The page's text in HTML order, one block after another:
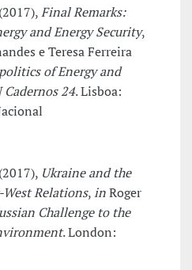
Final Remarks:
and Energy Security,
e Teresa Ferreira
of Energy and
24. Lisboa:
Ukraine and the
Relations,inRoger
Challenge to the
. London: